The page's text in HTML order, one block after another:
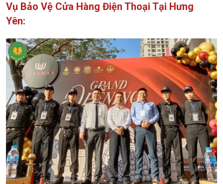
Vụ Bảo Vệ Cửa Hàng Điện Thoại Tại Hưng
Yên: